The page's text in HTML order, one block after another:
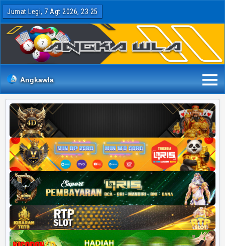
Jumat Legi, 7 Agt 2026, 23:25
Angkawla